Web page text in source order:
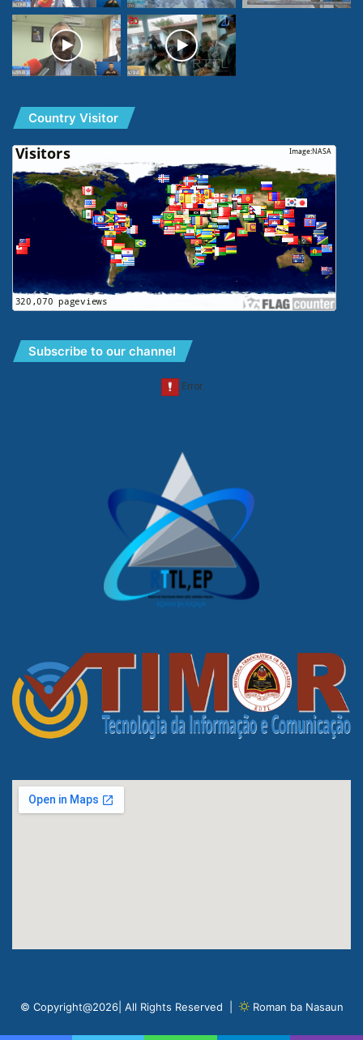
Country Visitor
Subscribe to our channel
© Copyright@2026| All Rights Reserved | Roman ba Nasaun